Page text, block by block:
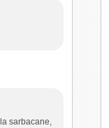
sarbacane,